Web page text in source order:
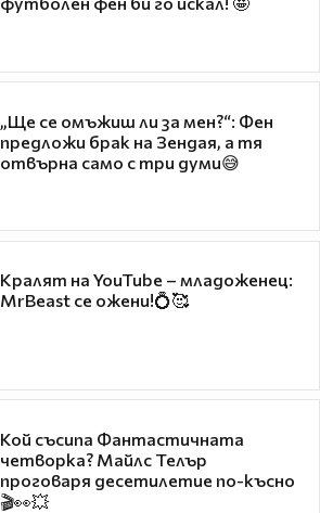
„Ще се омъжиш ли за мен?“: Фен
предложи брак на Зендая, а тя
отвърна само с три думи😅
Кралят на YouTube – младоженец:
MrBeast се ожени!💍🥰
Кой съсипа Фантастичната
четворка? Майлс Телър
проговаря десетилетие по-късно
🎬👀💥